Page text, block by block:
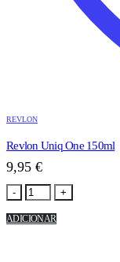
REVLON
Revlon Uniq One 150ml
9,95 €
- +
ADICIONAR